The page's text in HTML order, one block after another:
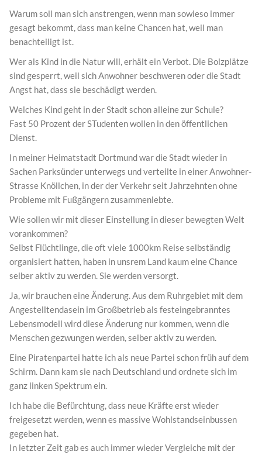
Warum soll man sich anstrengen, wenn man sowieso immer
gesagt bekommt, dass man keine Chancen hat, weil man
benachteiligt ist.
Wer als Kind in die Natur will, erhält ein Verbot. Die Bolzplätze
sind gesperrt, weil sich Anwohner beschweren oder die Stadt
Angst hat, dass sie beschädigt werden.
Welches Kind geht in der Stadt schon alleine zur Schule?
Fast 50 Prozent der STudenten wollen in den öffentlichen
Dienst.
In meiner Heimatstadt Dortmund war die Stadt wieder in
Sachen Parksünder unterwegs und verteilte in einer Anwohner-
Strasse Knöllchen, in der der Verkehr seit Jahrzehnten ohne
Probleme mit Fußgängern zusammenlebte.
Wie sollen wir mit dieser Einstellung in dieser bewegten Welt
vorankommen?
Selbst Flüchtlinge, die oft viele 1000km Reise selbständig
organisiert hatten, haben in unsrem Land kaum eine Chance
selber aktiv zu werden. Sie werden versorgt.
Ja, wir brauchen eine Änderung. Aus dem Ruhrgebiet mit dem
Angestelltendasein im Großbetrieb als festeingebranntes
Lebensmodell wird diese Änderung nur kommen, wenn die
Menschen gezwungen werden, selber aktiv zu werden.
Eine Piratenpartei hatte ich als neue Partei schon früh auf dem
Schirm. Dann kam sie nach Deutschland und ordnete sich im
ganz linken Spektrum ein.
Ich habe die Befürchtung, dass neue Kräfte erst wieder
freigesetzt werden, wenn es massive Wohlstandseinbussen
gegeben hat.
In letzter Zeit gab es auch immer wieder Vergleiche mit der